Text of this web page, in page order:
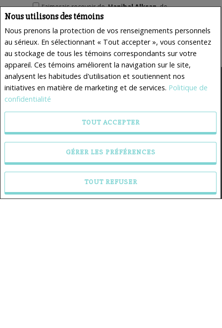
Nous utilisons des témoins
Nous prenons la protection de vos renseignements personnels
au sérieux. En sélectionnant « Tout accepter », vous consentez
au stockage de tous les témoins correspondants sur votre
appareil. Ces témoins améliorent la navigation sur le site,
analysent les habitudes d'utilisation et soutiennent nos
initiatives en matière de marketing et de services. Politique de
confidentialité
TOUT ACCEPTER
GÉRER LES PRÉFÉRENCES
TOUT REFUSER
J'aimerais recevoir deHanibal Alksande
l'information par courriel sur le marché immobilier
en lien avec les domaines choisis.
Hanibal Alksan
Courtier immobilier résidentiel et commercial
Hanibal Alksan Inc.